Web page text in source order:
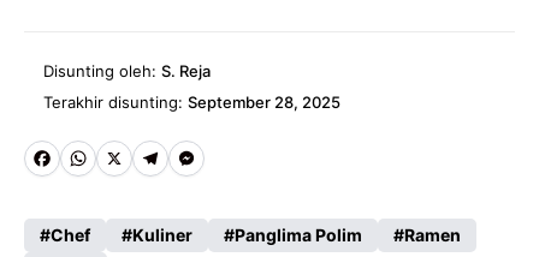
Disunting oleh: S. Reja
Terakhir disunting: September 28, 2025
Fa
b
W
ts
X
Te
gr
M
se
Chef Kuliner Panglima Polim
Ramen